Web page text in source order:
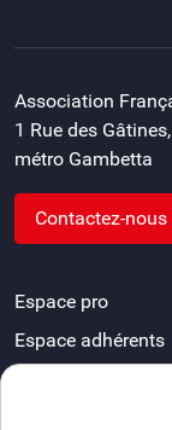
Association
1 Rue des
métro Gambetta
Contactez-nous
Espace pro
Espace adhérents